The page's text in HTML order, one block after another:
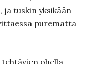
tuskin yksikään
purematta
ohella